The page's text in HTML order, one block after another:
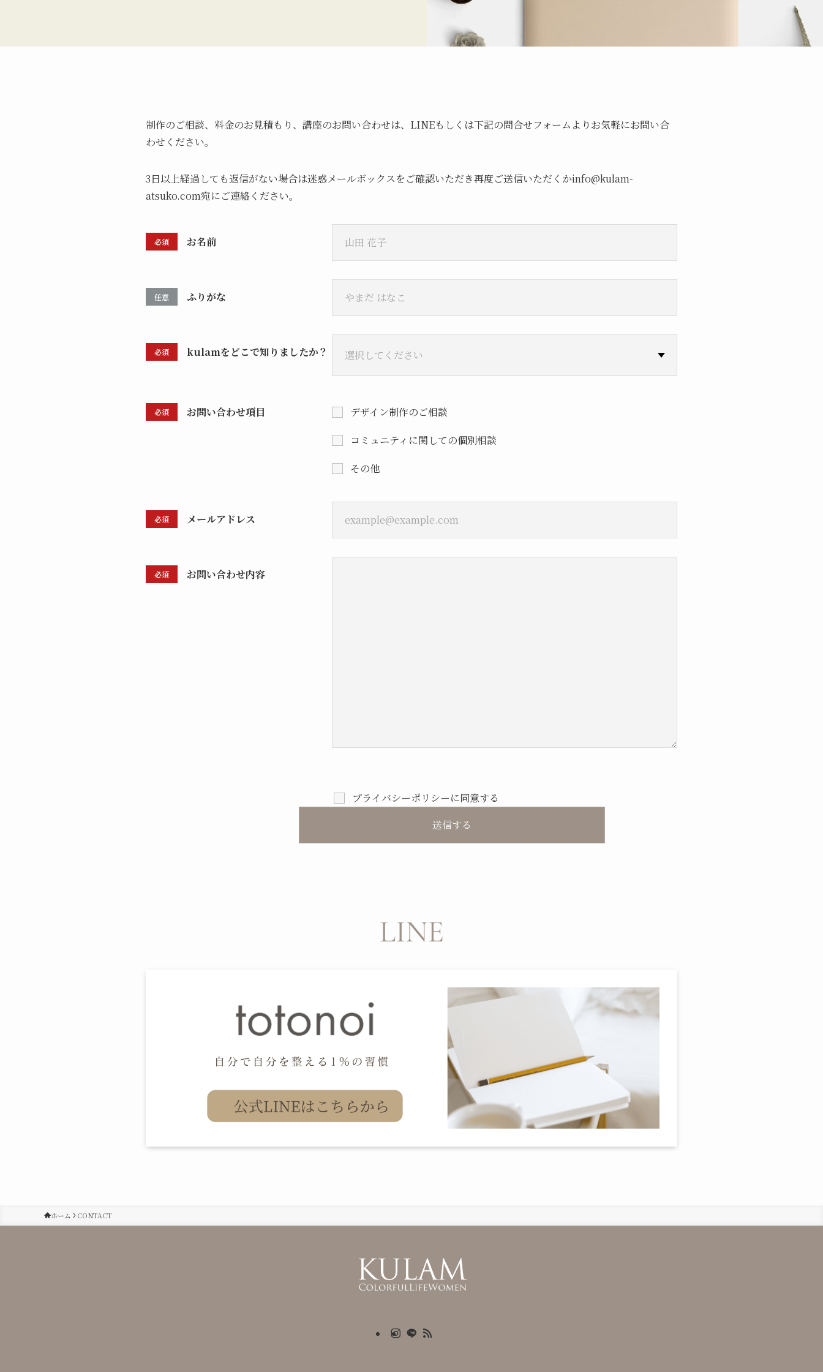
制作のご相談、料金のお見積もり、講座のお問い合わせは、LINEもしくは下記の問合せフォームよりお気軽にお問い合
わせください。
3日以上経過しても返信がない場合は迷惑メールボックスをご確認いただき再度ご送信いただくかinfo@kulam-
atsuko.com宛にご連絡ください。
必須 お名前
任意 ふりがな
必須 kulamをどこで知りましたか？
必須 お問い合わせ項目
デザイン制作のご相談
コミュニティに関しての個別相談
その他
必須 メールアドレス
必須 お問い合わせ内容
プライバシーポリシーに同意する
ホーム CONTACT